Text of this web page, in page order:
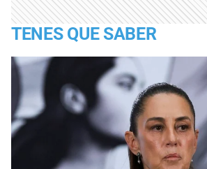
TENES QUE SABER